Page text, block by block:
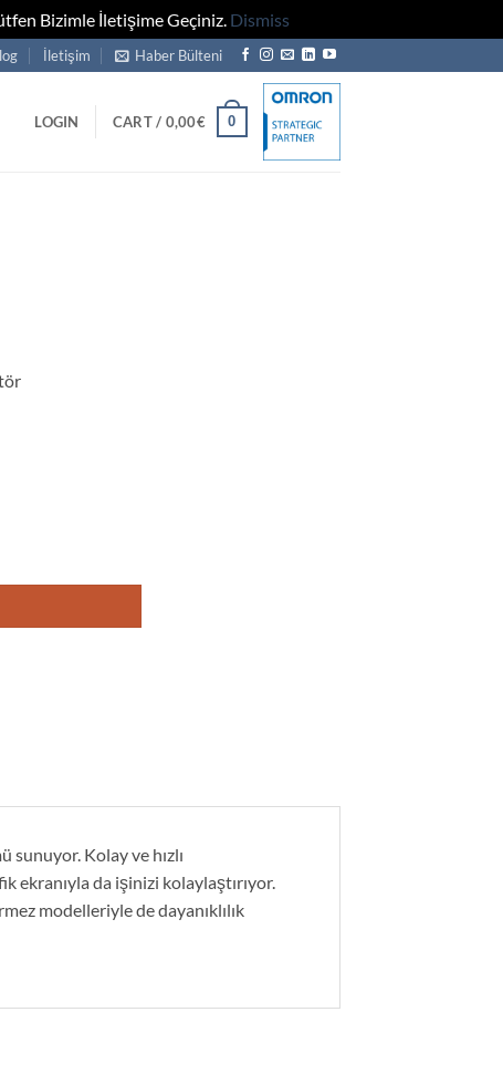
Bizimle İletişime Geçiniz. Dismiss
İletişim Haber Bülteni
LOGIN CART / 0,00€ 0
Kolay ve hızlı
ekranıyla da işinizi kolaylaştırıyor.
modelleriyle de dayanıklılık